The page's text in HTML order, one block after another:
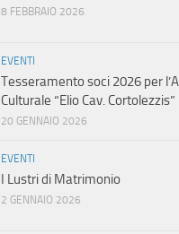
8 FEBBRAIO 2026
EVENTI
Tesseramento soci 2026 per
Culturale “Elio Cav. Cortolezzis”
20 GENNAIO 2026
EVENTI
I Lustri di Matrimonio
2 GENNAIO 2026